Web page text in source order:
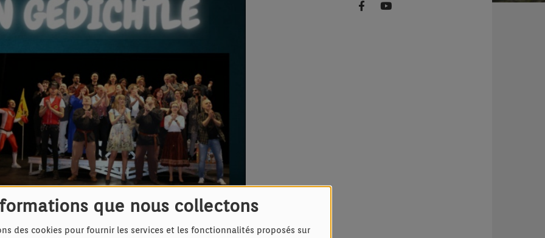
que nous collectons
des cookies pour fournir les services et les fonctionnalités proposés sur